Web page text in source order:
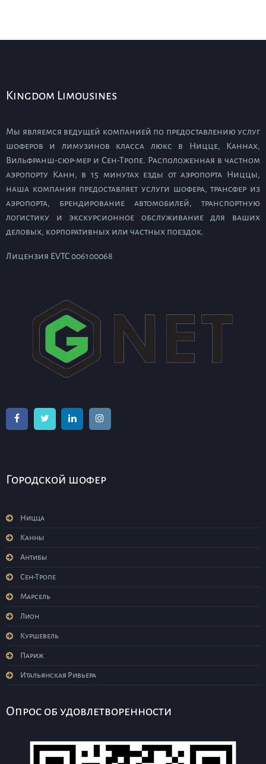
Kingdom Limousines
Мы являемся ведущей компанией по предоставлению услуг
шоферов и лимузинов класса люкс в Ницце, Каннах,
Вильфранш-сюр-мер и Сен-Тропе. Расположенная в частном
аэропорту Канн, в 15 минутах езды от аэропорта Ниццы,
наша компания предоставляет услуги шофера, трансфер из
аэропорта, брендирование автомобилей, транспортную
логистику и экскурсионное обслуживание для ваших
деловых, корпоративных или частных поездок.
Лицензия EVTC 006100068
Городской шофер
Ницца
Канны
Антибы
Сен-Тропе
Марсель
Лион
Куршевель
Париж
Итальянская Ривьера
Опрос об удовлетворенности